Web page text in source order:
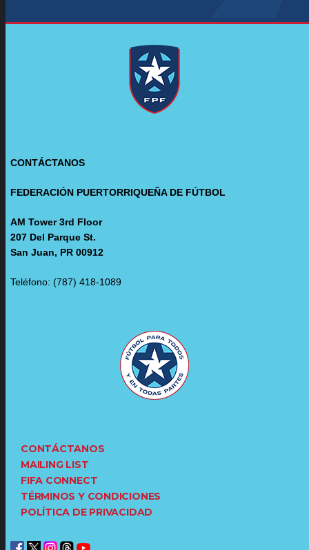
CONTÁCTANOS
FEDERACIÓN PUERTORRIQUEÑA DE FÚTBOL
AM Tower 3rd Floor
207 Del Parque St.
San Juan, PR 00912
Teléfono: (787) 418-1089
CONTÁCTANOS
MAILING LIST
FIFA CONNECT
TÉRMINOS Y CONDICIONES
POLÍTICA DE PRIVACIDAD